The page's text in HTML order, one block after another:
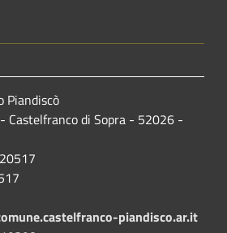
Piandiscò
Castelfranco di Sopra - 52026 -
piandisco.ar.it